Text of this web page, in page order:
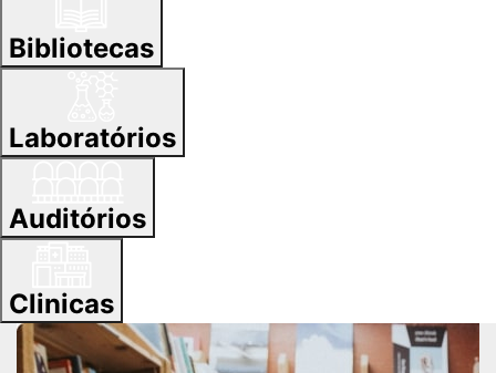
Bibliotecas
Laboratórios
Auditórios
Clinicas